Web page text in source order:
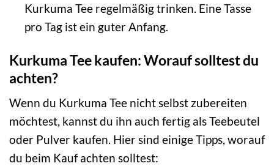
Kurkuma Tee regelmäßig trinken. Eine Tasse
pro Tag ist ein guter Anfang.
Kurkuma Tee kaufen: Worauf solltest du
achten?
Wenn du Kurkuma Tee nicht selbst zubereiten
möchtest, kannst du ihn auch fertig als Teebeutel
oder Pulver kaufen. Hier sind einige Tipps, worauf
du beim Kauf achten solltest: